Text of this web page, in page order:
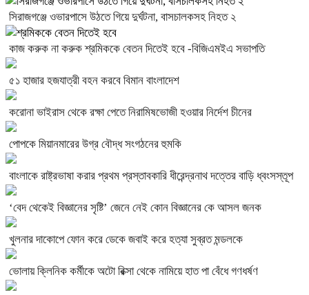
সিরাজগঞ্জে ওভারপাসে উঠতে গিয়ে দুর্ঘটনা, বাসচালকসহ নিহত ২
কাজ করুক না করুক শ্রমিককে বেতন দিতেই হবে -বিজিএমইএ সভাপতি
৫১ হাজার হজযাত্রী বহন করবে বিমান বাংলাদেশ
করোনা ভাইরাস থেকে রক্ষা পেতে নিরামিষভোজী হওয়ার নির্দেশ চীনের
পোপকে মিয়ানমারের উগ্র বৌদ্ধ সংগঠনের হুমকি
বাংলাকে রাষ্ট্রভাষা করার প্রথম প্রস্তাবকারি ধীরেন্দ্রনাথ দত্তের বাড়ি ধ্বংসস্তূপ
‘বেদ থেকেই বিজ্ঞানের সৃষ্টি’ জেনে নেই কোন বিজ্ঞানের কে আসল জনক
খুলনার দাকোপে ফোন করে ডেকে জবাই করে হত্যা সুব্রত মন্ডলকে
ভোলায় ক্লিনিক কর্মীকে অটো রিক্সা থেকে নামিয়ে হাত পা বেঁধে গণধর্ষণ